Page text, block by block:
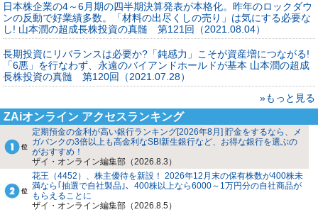
日本株企業の4～6月期の四半期決算発表が本格化。昨年のロックダウ
ンの反動で好業績多数。「材料の出尽くしの売り」は気にする必要な
し! 山本潤の超成長株投資の真髄 第121回（2021.08.04）
長期投資にリバランスは必要か?「鈍感力」こそが資産増につながる!
「6悪」を行なわず、永遠のバイアンドホールドが基本 山本潤の超成
長株投資の真髄 第120回（2021.07.28）
»もっと見る
ZAiオンライン アクセスランキング
定期預金の金利が高い銀行ランキング[2026年8月] 貯金をするなら、メ
ガバンクの3倍以上も高金利なSBI新生銀行など、お得な銀行を選ぶの
がおすすめ！
ザイ・オンライン編集部（2026.8.3）
花王（4452）、株主優待を新設！ 2026年12月末の保有株数が400株未
満なら｢抽選で自社製品｣、400株以上なら6000～1万円分の自社商品が
もらえることに
ザイ・オンライン編集部（2026.8.5）